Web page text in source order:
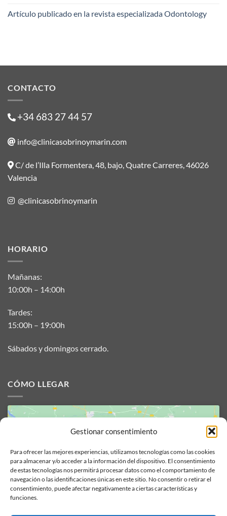
Gestionar consentimiento
Para ofrecer las mejores experiencias, utilizamos tecnologías como las cookies
para almacenar y/o acceder a la información del dispositivo. El consentimiento
de estas tecnologías nos permitirá procesar datos como el comportamiento de
navegación o las identificaciones únicas en este sitio. No consentir o retirar el
consentimiento, puede afectar negativamente a ciertas características y
funciones.
Artículo publicado en la revista especializada Odontology
CONTACTO
+34 683 27 44 57
info@clinicasobrinoymarin.com
C/ de l’Illa Formentera, 48, bajo, Quatre Carreres, 46026
Valencia
@clinicasobrinoymarin
HORARIO
Mañanas:
10:00h – 14:00h
Tardes:
15:00h – 19:00h
Sábados y domingos cerrado.
CÓMO LLEGAR
Haz clic para aceptar cookies de
marketing y permitir este contenido